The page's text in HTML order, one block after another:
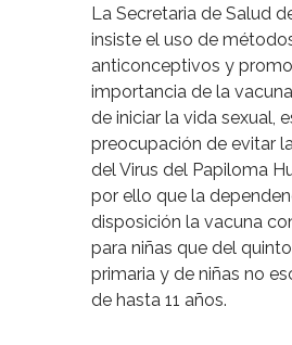
La Secretaria de Salud
insiste el uso de
anticonceptivos y
importancia de la
de iniciar la vida sexual,
preocupación de evitar
del Virus del Papiloma
por ello que la
disposición la vacuna
para niñas que del
primaria y de niñas no
de hasta 11 años.